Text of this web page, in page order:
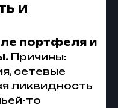
и
портфеля и
Причины:
сетевые
ликвидность
то